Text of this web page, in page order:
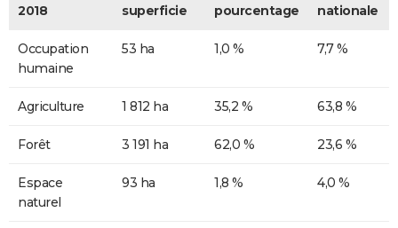
2018
superficie
pourcentage
nationale
Occupation
humaine
53 ha 1,0 % 7,7 %
Agriculture 1 812 ha 35,2 % 63,8 %
Forêt 3 191 ha 62,0 % 23,6 %
Espace
naturel
93 ha 1,8 % 4,0 %